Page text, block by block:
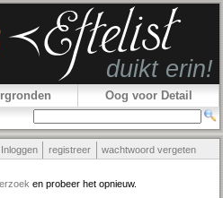
Oog voor Detail
Inloggen registreer wachtwoord vergeten
en probeer het opnieuw.